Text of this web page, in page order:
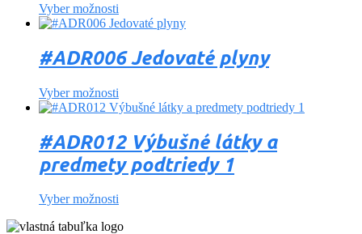
Vyber možnosti
#ADR006 Jedovaté plyny
Vyber možnosti
#ADR012 Výbušné látky a
predmety podtriedy 1
Vyber možnosti